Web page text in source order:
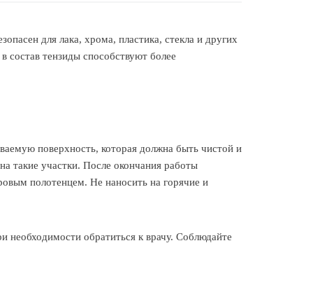
для лака, хрома, пластика, стекла и других
состав тензиды способствуют более
поверхность, которая должна быть чистой и
такие участки. После окончания работы
полотенцем. Не наносить на горячие и
обратиться к врачу. Соблюдайте